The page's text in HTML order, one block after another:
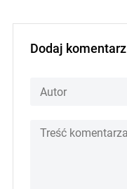
Dodaj komentarz